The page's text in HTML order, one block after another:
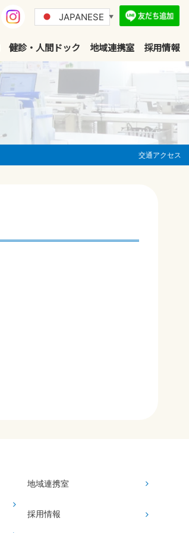
JAPANESE ▼
健診・人間ドック 地域連携室 採用情報
交通アクセス
地域連携室
採用情報